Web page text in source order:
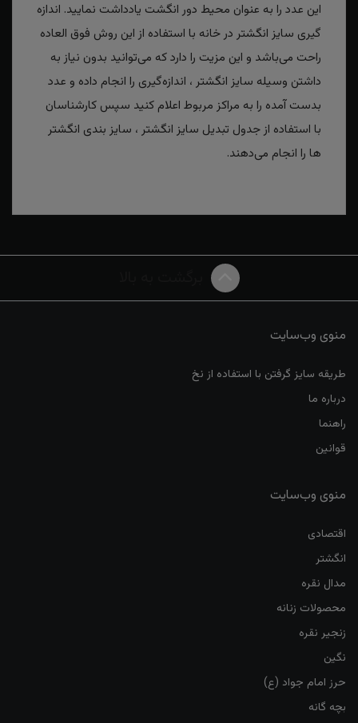
این عدد را به عنوان محیط دور انگشت یادداشت نمایید. اندازه
گیری سایز انگشتر در خانه با استفاده از این روش فوق العاده
راحت می‌باشد و این مزیت را دارد که می‌توانید بدون نیاز به
داشتن وسیله سایز انگشتر ، اندازه‌گیری را انجام داده و عدد
بدست آمده را به مراکز مربوط اعلام کنید سپس کارشناسان
با استفاده از جدول تبدیل سایز انگشتر ، سایز بندی انگشتر
ها را انجام می‌دهند.
منوی وب‌سایت
طریقه سایز گرفتن با استفاده از نخ
درباره ما
راهنما
قوانین
منوی وب‌سایت
اقتصادی
انگشتر
مدال نقره
محصولات زنانه
زنجیر نقره
نگین
حرز امام جواد (ع)
بچه گانه